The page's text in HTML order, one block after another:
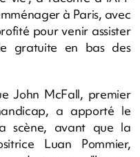
à Paris, avec
pour venir assister
gratuite en bas des
John McFall, premier
a apporté le
scène, avant que la
Luan Pommier,